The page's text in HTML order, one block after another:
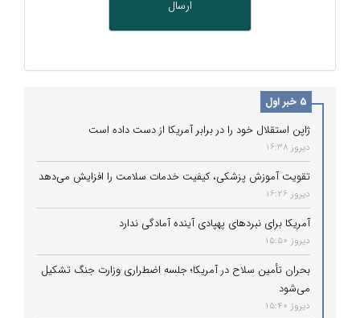
5 خبر اول
ژاپن استقلال خود را در برابر آمریکا از دست داده است
دیروز 16:38
تقویت آموزش پزشکی، کیفیت خدمات سلامت را افزایش می‌دهد
دیروز 16:26
آمریکا برای نبردهای پهپادی آینده آمادگی ندارد
دیروز 15:50
بحران تأمین سلاح در آمریکا؛ جلسه اضطراری وزارت جنگ تشکیل
می‌شود
دیروز 15:40